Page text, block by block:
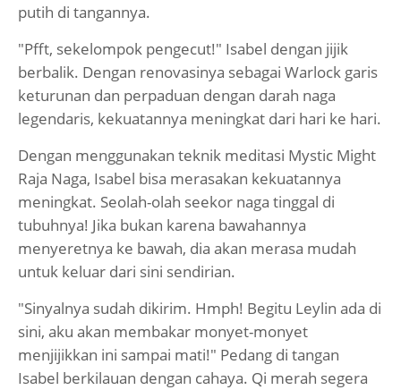
putih di tangannya.
"Pfft, sekelompok pengecut!" Isabel dengan jijik
berbalik. Dengan renovasinya sebagai Warlock garis
keturunan dan perpaduan dengan darah naga
legendaris, kekuatannya meningkat dari hari ke hari.
Dengan menggunakan teknik meditasi Mystic Might
Raja Naga, Isabel bisa merasakan kekuatannya
meningkat. Seolah-olah seekor naga tinggal di
tubuhnya! Jika bukan karena bawahannya
menyeretnya ke bawah, dia akan merasa mudah
untuk keluar dari sini sendirian.
"Sinyalnya sudah dikirim. Hmph! Begitu Leylin ada di
sini, aku akan membakar monyet-monyet
menjijikkan ini sampai mati!" Pedang di tangan
Isabel berkilauan dengan cahaya. Qi merah segera